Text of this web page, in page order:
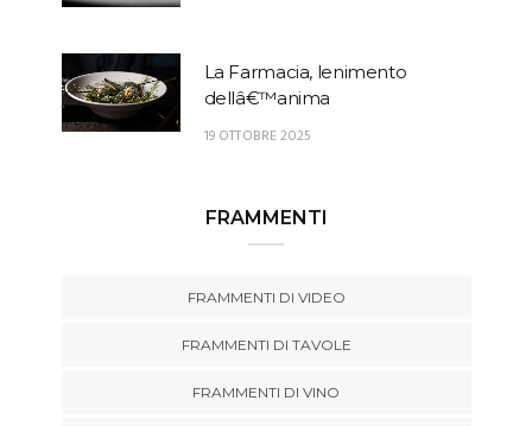
La Farmacia, lenimento
dellâ€™anima
19 OTTOBRE 2025
FRAMMENTI
FRAMMENTI DI VIDEO
FRAMMENTI DI TAVOLE
FRAMMENTI DI VINO